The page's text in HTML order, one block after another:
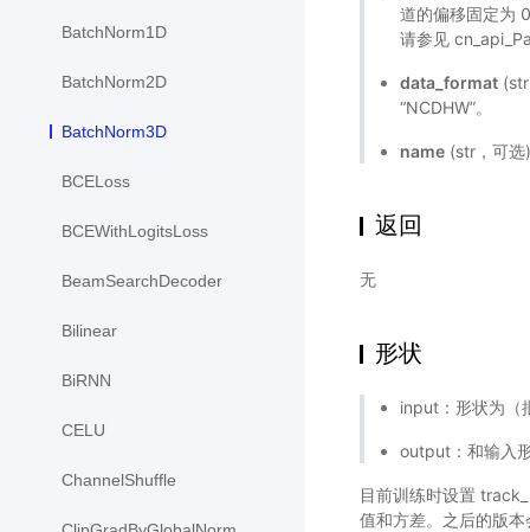
BatchNorm1D
BatchNorm2D
BatchNorm3D
BCELoss
BCEWithLogitsLoss
BeamSearchDecoder
Bilinear
BiRNN
CELU
ChannelShuffle
道的偏移固定为
请参见
data_format
“NCDHW”。
name (str，可
返回
无
形状
input：形状为（
output：和输入
目前训练时设置
值和方差。之后的版